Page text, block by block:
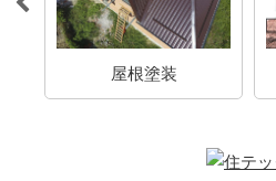
内装塗装